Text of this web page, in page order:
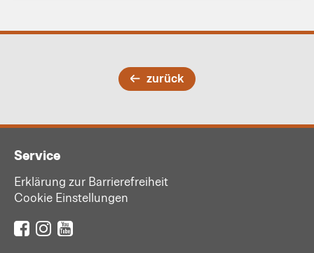
zurück
Service
Erklärung zur Barrierefreiheit
Cookie Einstellungen